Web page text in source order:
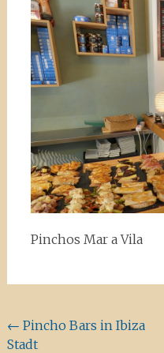
Pinchos Mar a Vila
Beitragsnavigation
← Pincho Bars in Ibiza
Stadt